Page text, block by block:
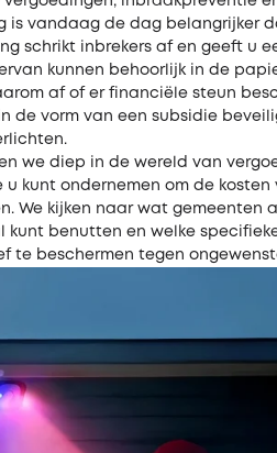
is vandaag de dag belangrijker
schrikt inbrekers af en geeft u
kunnen behoorlijk in de
af of er financiële steun
de vorm van een subsidie
we diep in de wereld van
kunt ondernemen om de kosten
We kijken naar wat gemeenten
kunt benutten en welke
te beschermen tegen